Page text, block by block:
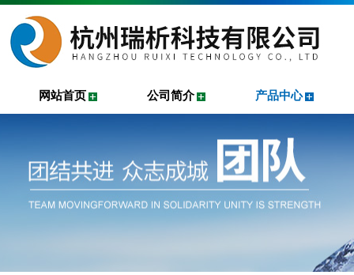
网站首页 公司简介 产品中心